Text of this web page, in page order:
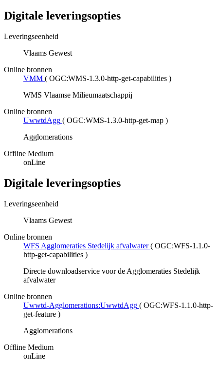
Digitale leveringsopties
Leveringseenheid
Vlaams Gewest
Online bronnen
VMM ( OGC:WMS-1.3.0-http-get-capabilities )
WMS Vlaamse Milieumaatschappij
Online bronnen
UwwtdAgg ( OGC:WMS-1.3.0-http-get-map )
Agglomerations
Offline Medium
onLine
Digitale leveringsopties
Leveringseenheid
Vlaams Gewest
Online bronnen
WFS Agglomeraties Stedelijk afvalwater ( OGC:WFS-1.1.0-
http-get-capabilities )
Directe downloadservice voor de Agglomeraties Stedelijk
afvalwater
Online bronnen
Uwwtd-Agglomerations:UwwtdAgg ( OGC:WFS-1.1.0-http-
get-feature )
Agglomerations
Offline Medium
onLine